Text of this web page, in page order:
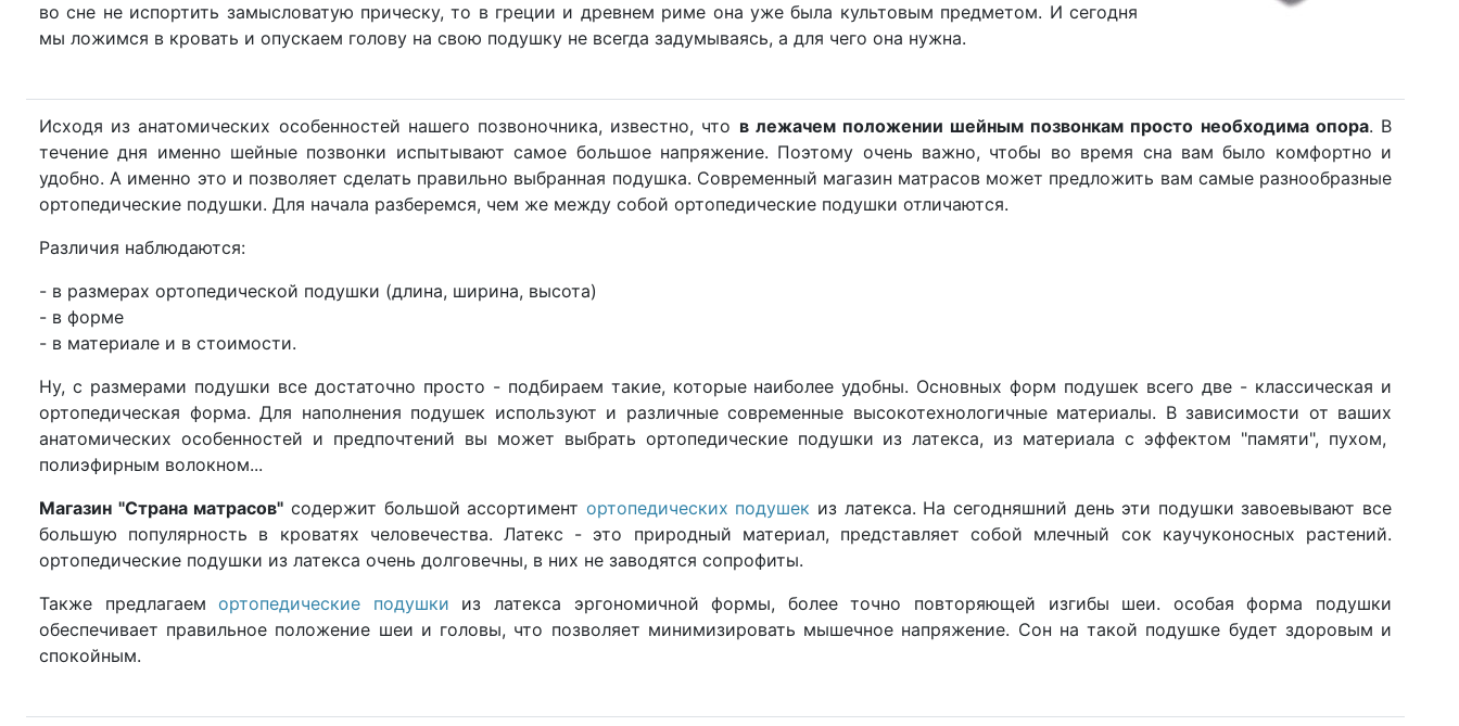
во сне не испортить замысловатую прическу, то в греции и древнем риме она уже была культовым предметом. И сегодня
мы ложимся в кровать и опускаем голову на свою подушку не всегда задумываясь, а для чего она нужна.
Исходя из анатомических особенностей нашего позвоночника, известно, что в лежачем положении шейным позвонкам просто необходима опора. В
течение дня именно шейные позвонки испытывают самое большое напряжение. Поэтому очень важно, чтобы во время сна вам было комфортно и
удобно. А именно это и позволяет сделать правильно выбранная подушка. Современный магазин матрасов может предложить вам самые разнообразные
ортопедические подушки. Для начала разберемся, чем же между собой ортопедические подушки отличаются.
Различия наблюдаются:
- в размерах ортопедической подушки (длина, ширина, высота)
- в форме
- в материале и в стоимости.
Ну, с размерами подушки все достаточно просто - подбираем такие, которые наиболее удобны. Основных форм подушек всего две - классическая и
ортопедическая форма. Для наполнения подушек используют и различные современные высокотехнологичные материалы. В зависимости от ваших
анатомических особенностей и предпочтений вы может выбрать ортопедические подушки из латекса, из материала с эффектом "памяти", пухом,
полиэфирным волокном...
Магазин "Страна матрасов" содержит большой ассортимент ортопедических подушек из латекса. На сегодняшний день эти подушки завоевывают все
большую популярность в кроватях человечества. Латекс - это природный материал, представляет собой млечный сок каучуконосных растений.
ортопедические подушки из латекса очень долговечны, в них не заводятся сопрофиты.
Также предлагаемортопедические подушки из латекса эргономичной формы, более точно повторяющей изгибы шеи. особая форма подушки
обеспечивает правильное положение шеи и головы, что позволяет минимизировать мышечное напряжение. Сон на такой подушке будет здоровым и
спокойным.